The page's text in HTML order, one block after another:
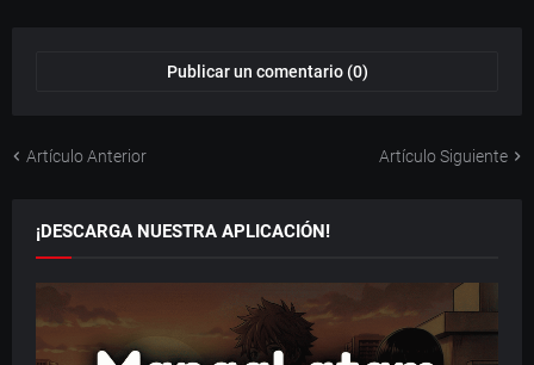
Publicar un comentario (0)
Artículo Anterior Artículo Siguiente
¡DESCARGA NUESTRA APLICACIÓN!